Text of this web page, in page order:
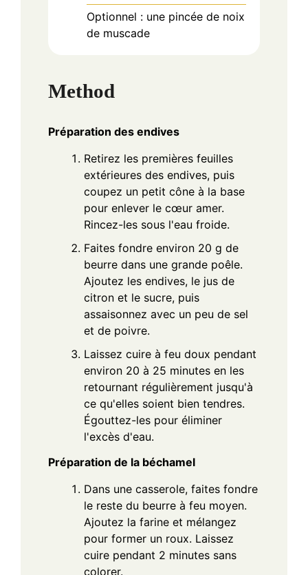
Optionnel : une pincée de noix
de muscade
Method
Préparation des endives
Retirez les premières feuilles
extérieures des endives, puis
coupez un petit cône à la base
pour enlever le cœur amer.
Rincez-les sous l'eau froide.
Faites fondre environ 20 g de
beurre dans une grande poêle.
Ajoutez les endives, le jus de
citron et le sucre, puis
assaisonnez avec un peu de sel
et de poivre.
Laissez cuire à feu doux pendant
environ 20 à 25 minutes en les
retournant régulièrement jusqu'à
ce qu'elles soient bien tendres.
Égouttez-les pour éliminer
l'excès d'eau.
Préparation de la béchamel
Dans une casserole, faites fondre
le reste du beurre à feu moyen.
Ajoutez la farine et mélangez
pour former un roux. Laissez
cuire pendant 2 minutes sans
colorer.